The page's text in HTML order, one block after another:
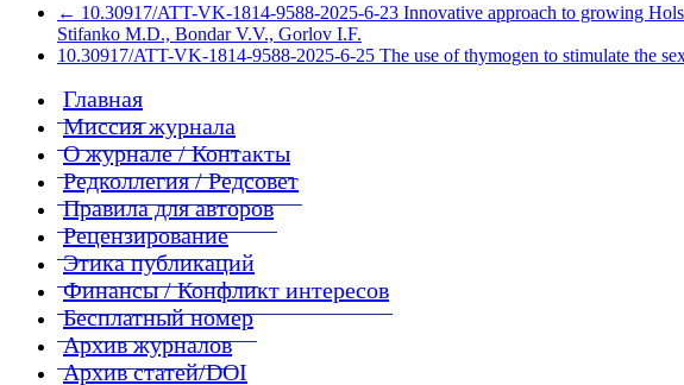
← 10.30917/ATT-VK-1814-9588-2025-6-23 Innovative approach to growing
Stifanko M.D., Bondar V.V., Gorlov I.F.
10.30917/ATT-VK-1814-9588-2025-6-25 The use of thymogen to stimulate the
Главная
Миссия журнала
О журнале / Контакты
Редколлегия / Редсовет
Правила для авторов
Рецензирование
Этика публикаций
Финансы / Конфликт интересов
Бесплатный номер
Архив журналов
Архив статей/DOI